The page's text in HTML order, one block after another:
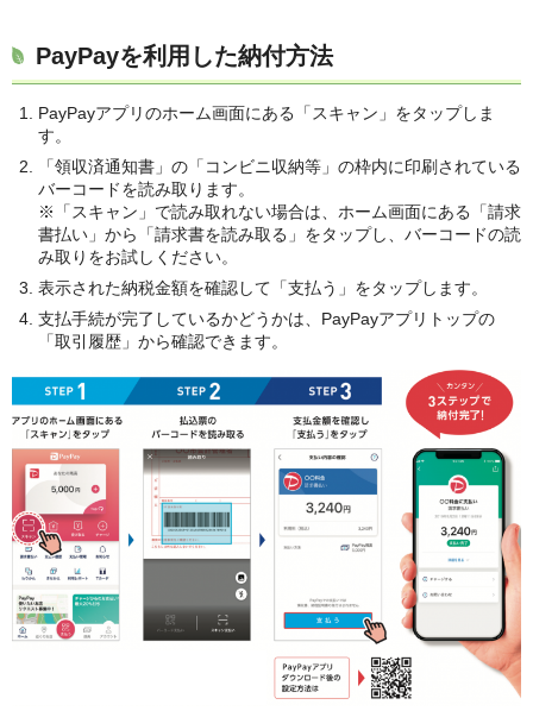
PayPayを利用した納付方法
PayPayアプリのホーム画面にある「スキャン」をタップしま
す。
「領収済通知書」の「コンビニ収納等」の枠内に印刷されている
バーコードを読み取ります。
※「スキャン」で読み取れない場合は、ホーム画面にある「請求
書払い」から「請求書を読み取る」をタップし、バーコードの読
み取りをお試しください。
表示された納税金額を確認して「支払う」をタップします。
支払手続が完了しているかどうかは、PayPayアプリトップの
「取引履歴」から確認できます。